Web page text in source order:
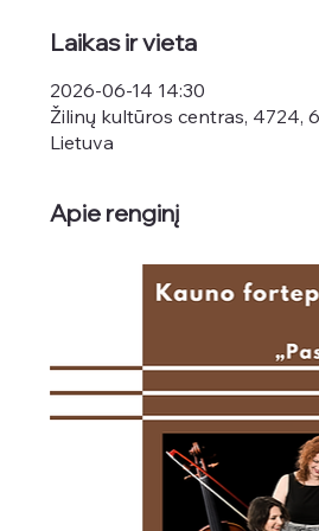
Laikas ir vieta
2026-06-14 14:30
Žilinų kultūros centras, 4724,
Lietuva
Apie renginį